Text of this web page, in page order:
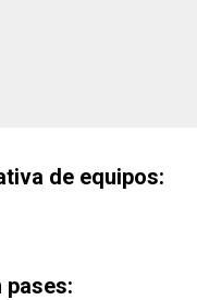
de equipos:
pases: